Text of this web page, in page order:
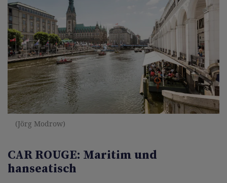
(Jörg Modrow)
CAR ROUGE: Maritim und
hanseatisch